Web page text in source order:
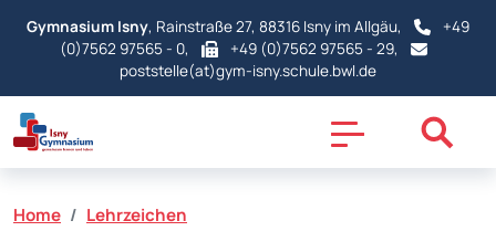
Gymnasium Isny, Rainstraße 27, 88316 Isny im Allgäu,
+49
(0)7562 97565 - 0,
+49 (0)7562 97565 - 29,
poststelle(at)gym-isny.schule.bwl.de
Home
Lehrzeichen